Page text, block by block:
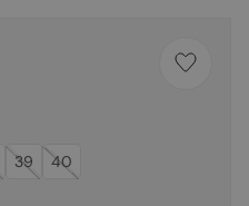
39 40